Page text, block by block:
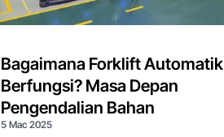
Bagaimana Forklift Automatik
Berfungsi? Masa Depan
Pengendalian Bahan
5 Mac 2025